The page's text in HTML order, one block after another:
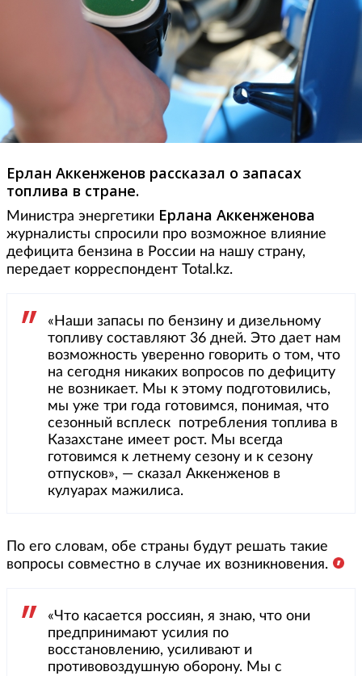
Ерлан Аккенженов рассказал о запасах
топлива в стране.
Министра энергетики Ерлана Аккенженова
журналисты спросили про возможное влияние
дефицита бензина в России на нашу страну,
передает корреспондент Total.kz.
«Наши запасы по бензину и дизельному
топливу составляют 36 дней. Это дает нам
возможность уверенно говорить о том, что
на сегодня никаких вопросов по дефициту
не возникает. Мы к этому подготовились,
мы уже три года готовимся, понимая, что
сезонный всплеск потребления топлива в
Казахстане имеет рост. Мы всегда
готовимся к летнему сезону и к сезону
отпусков», — сказал Аккенженов в
кулуарах мажилиса.
По его словам, обе страны будут решать такие
вопросы совместно в случае их возникновения.
«Что касается россиян, я знаю, что они
предпринимают усилия по
восстановлению, усиливают и
противовоздушную оборону. Мы с